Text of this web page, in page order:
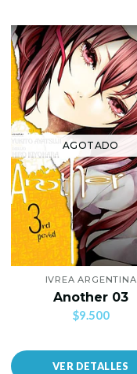
AGOTADO
IVREA ARGENTINA
Another 03
$9.500
VER DETALLES